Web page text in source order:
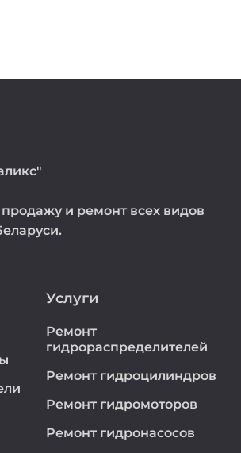
и ремонт всех видов
Услуги
Ремонт
гидрораспределителей
Ремонт гидроцилиндров
Ремонт гидромоторов
Ремонт гидронасосов